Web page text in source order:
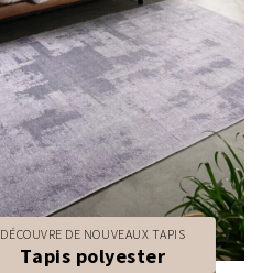
DÉCOUVRE DE NOUVEAUX TAPIS
Tapis polyester